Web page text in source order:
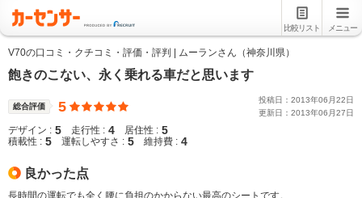
比較リスト メニュー
V70の口コミ・クチコミ・評価・評判 | ムーランさん（神奈川県）
飽きのこない、永く乗れる車だと思います
総合評価 5 投稿日： 2013年06 月22日
更新日： 2013年06 月27日
デザイン : 5 走行性 : 4 居住性 : 5
積載性 : 5 運転しやすさ : 5 維持費 : 4
良かった点
長時間の運転でも全く腰に負担のかからない最高のシートです。